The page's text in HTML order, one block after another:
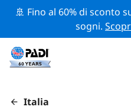
🚢 Fino al 60% di sconto
sogni.
Italia